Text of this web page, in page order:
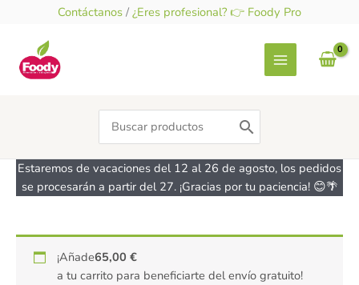
contenido
Contáctanos / ¿Eres profesional? 👉 Foody Pro
Search
for:
Estaremos de vacaciones del 12 al 26 de agosto, los pedidos
se procesarán a partir del 27. ¡Gracias por tu paciencia! 😊🌴
¡Añade65,00€
a tu carrito para beneficiarte del envío gratuito!
Chocolate
puro